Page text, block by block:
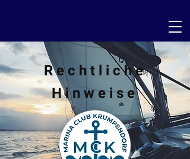
Rechtliche
Hinweise